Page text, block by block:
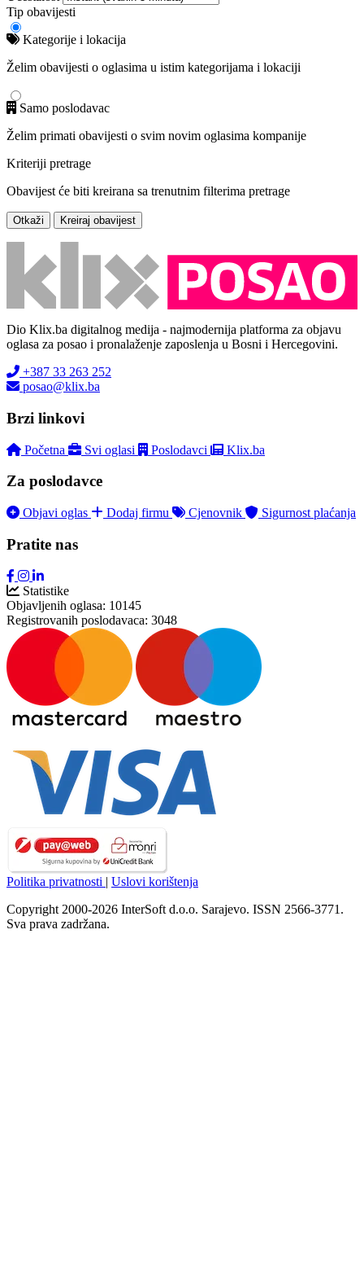
Tip obavijesti
Kategorije i lokacija
Želim obavijesti o oglasima u istim kategorijama i lokaciji
Samo poslodavac
Želim primati obavijesti o svim novim oglasima kompanije
Kriteriji pretrage
Obavijest će biti kreirana sa trenutnim filterima pretrage
Otkaži Kreiraj obavijest
Dio Klix.ba digitalnog medija - najmodernija platforma za objavu
oglasa za posao i pronalaženje zaposlenja u Bosni i Hercegovini.
+387 33 263 252
posao@klix.ba
Brzi linkovi
Početna Svi oglasi Poslodavci Klix.ba
Za poslodavce
Objavi oglas Dodaj firmu Cjenovnik Sigurnost plaćanja
Pratite nas
Statistike
Objavljenih oglasa: 10145
Registrovanih poslodavaca: 3048
Politika privatnosti | Uslovi korištenja
Copyright 2000-2026 InterSoft d.o.o. Sarajevo. ISSN 2566-3771.
Sva prava zadržana.